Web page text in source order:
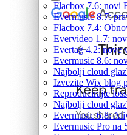
Flacbox 7.6: novi
Evermusic 8.7:
Flacbox 7.4:
Evervideo 1.7:
Evertag 4.2: nove
Evermusic 8.6:
Najbolji cloud
Izvezite Wix blog
Reproducirajte
Najbolji cloud
Evermusic 6.8:
Evermusic Pro na